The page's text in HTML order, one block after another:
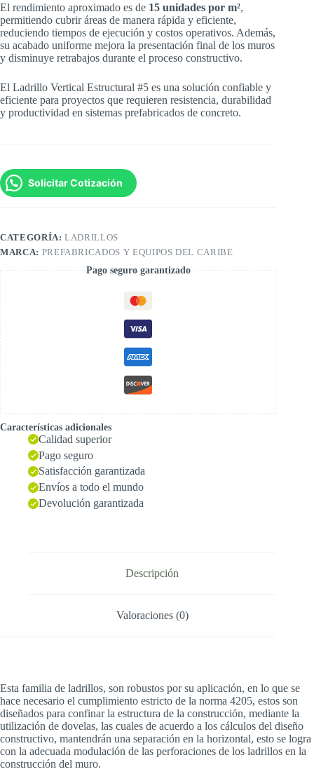
El rendimiento aproximado es de 15 unidades por m²,
permitiendo cubrir áreas de manera rápida y eficiente,
reduciendo tiempos de ejecución y costos operativos. Además,
su acabado uniforme mejora la presentación final de los muros
y disminuye retrabajos durante el proceso constructivo.
El Ladrillo Vertical Estructural #5 es una solución confiable y
eficiente para proyectos que requieren resistencia, durabilidad
y productividad en sistemas prefabricados de concreto.
Solicitar Cotización
CATEGORÍA:LADRILLOS
MARCA: PREFABRICADOS Y EQUIPOS DEL CARIBE
Pago seguro garantizado
Características adicionales
Calidad superior
Pago seguro
Satisfacción garantizada
Envíos a todo el mundo
Devolución garantizada
Descripción
Valoraciones (0)
Esta familia de ladrillos, son robustos por su aplicación, en lo que se
hace necesario el cumplimiento estricto de la norma 4205, estos son
diseñados para confinar la estructura de la construcción, mediante la
utilización de dovelas, las cuales de acuerdo a los cálculos del diseño
constructivo, mantendrán una separación en la horizontal, esto se logra
con la adecuada modulación de las perforaciones de los ladrillos en la
construcción del muro.